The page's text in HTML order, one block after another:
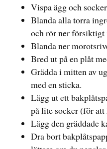
Vispa ägg och
Blanda alla torra
och rör ner försiktigt
Blanda ner
Bred ut på en plåt
Grädda i mitten av
med en sticka.
Lägg ut ett
på lite socker (för att
Lägg den gräddade
Dra bort